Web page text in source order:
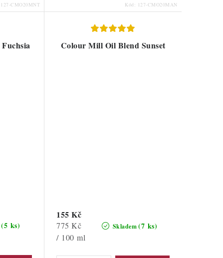
127-CMO20MNT Kód: 127-CMO20MAN
(5 ks)
Colour Mill Oil Blend Sunset
Skladem (7 ks)
155 Kč
Měrná
cena:
775 Kč
/ 100 ml